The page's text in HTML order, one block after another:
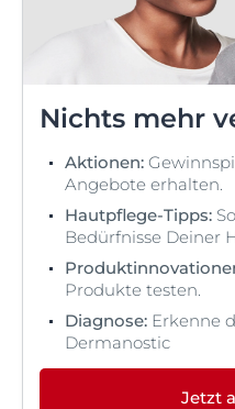
Nichts mehr
Aktionen:
Angebote erhalten.
Hautpflege-Tipps:
Bedürfnisse Deiner
Produkte testen.
Diagnose: Erkenne
Dermanostic
Jetzt